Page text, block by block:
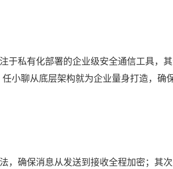
于私有化部署的企业级安全通信工具，
小聊从底层架构就为企业量身打造，确
确保消息从发送到接收全程加密；其次